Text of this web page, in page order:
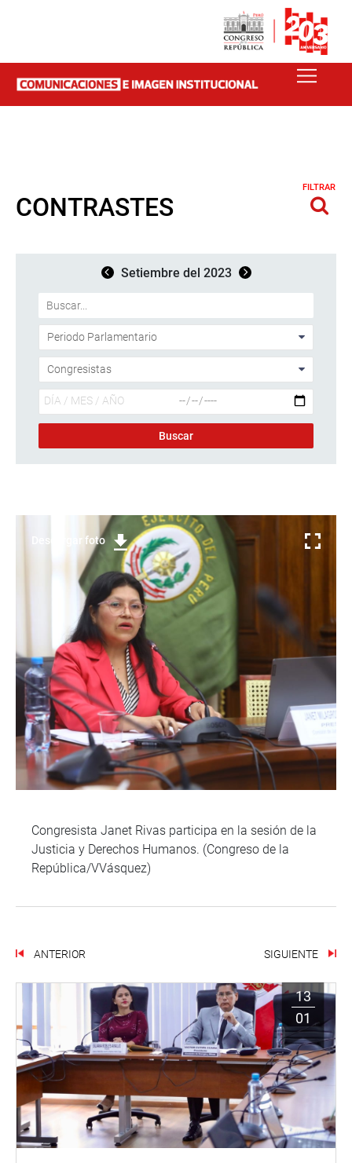
CONTRASTES
FILTRAR
Setiembre del 2023
Descargar foto
Congresista Janet Rivas participa en la sesión de la
Justicia y Derechos Humanos. (Congreso de la
República/VVásquez)
ANTERIOR SIGUIENTE
13
01